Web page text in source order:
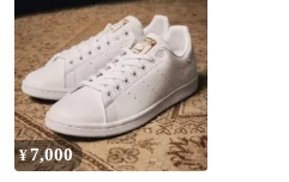
¥7,000